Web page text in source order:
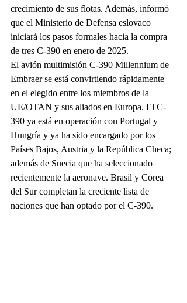
crecimiento de sus flotas. Además, informó
que el Ministerio de Defensa eslovaco
iniciará los pasos formales hacia la compra
de tres C-390 en enero de 2025.
El avión multimisión C-390 Millennium de
Embraer se está convirtiendo rápidamente
en el elegido entre los miembros de la
UE/OTAN y sus aliados en Europa. El C-
390 ya está en operación con Portugal y
Hungría y ya ha sido encargado por los
Países Bajos, Austria y la República Checa;
además de Suecia que ha seleccionado
recientemente la aeronave. Brasil y Corea
del Sur completan la creciente lista de
naciones que han optado por el C-390.